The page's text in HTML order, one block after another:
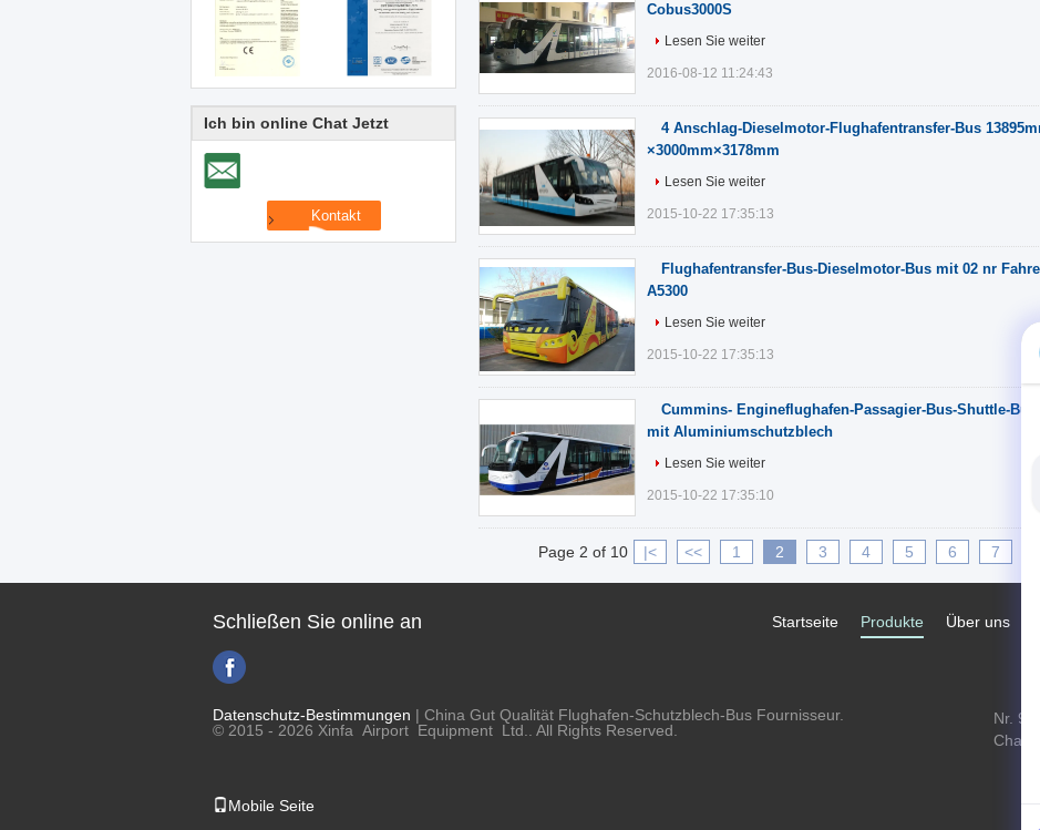
Ich bin online Chat Jetzt
Cobus3000S
Lesen Sie weiter
2016-08-12 11:24:43
4 Anschlag-Dieselmotor-Flughafentransfer-Bus
×3000mm×3178mm
Lesen Sie weiter
2015-10-22 17:35:13
Flughafentransfer-Bus-Dieselmotor-Bus mit 02 nr
A5300
Lesen Sie weiter
2015-10-22 17:35:13
Cummins- Engineflughafen-Passagier-Bus-Shuttle-Bus
mit Aluminiumschutzblech
Lesen Sie weiter
2015-10-22 17:35:10
Page 2 of 10 |< << 1 2 3 4 5 6 7
Schließen Sie online an Über uns
Produkte
Startseite
Datenschutz-Bestimmungen | China Gut Qualität Flughafen-Schutzblech-Bus Fournisseur.
© 2015 - 2026 Xinfa Airport Equipment Ltd.. All Rights Reserved.
Nr.
Mobile Seite